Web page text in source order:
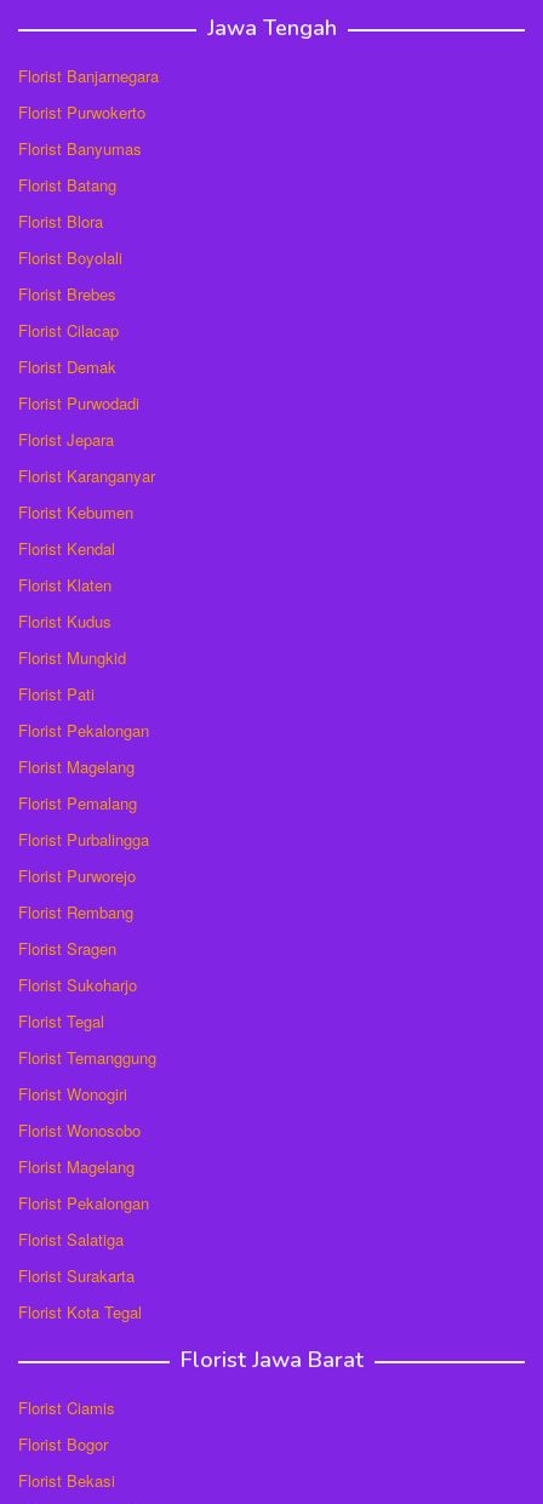
Jawa Tengah
Florist Banjarnegara
Florist Purwokerto
Florist Banyumas
Florist Batang
Florist Blora
Florist Boyolali
Florist Brebes
Florist Cilacap
Florist Demak
Florist Purwodadi
Florist Jepara
Florist Karanganyar
Florist Kebumen
Florist Kendal
Florist Klaten
Florist Kudus
Florist Mungkid
Florist Pati
Florist Pekalongan
Florist Magelang
Florist Pemalang
Florist Purbalingga
Florist Purworejo
Florist Rembang
Florist Sragen
Florist Sukoharjo
Florist Tegal
Florist Temanggung
Florist Wonogiri
Florist Wonosobo
Florist Magelang
Florist Pekalongan
Florist Salatiga
Florist Surakarta
Florist Kota Tegal
Florist Jawa Barat
Florist Ciamis
Florist Bogor
Florist Bekasi